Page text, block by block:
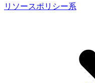
リソースポリシー系